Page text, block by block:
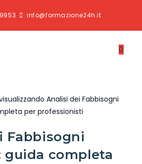
info@formazione24h.it
0
Fabbisogni
guida completa